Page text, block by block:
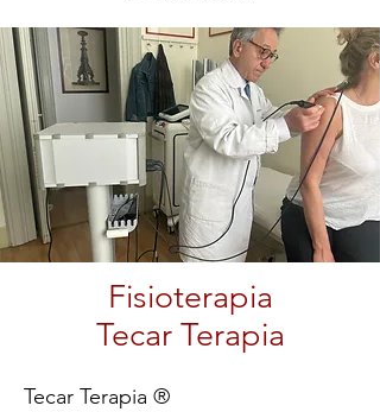
Fisioterapia
Tecar Terapia
Tecar Terapia ®